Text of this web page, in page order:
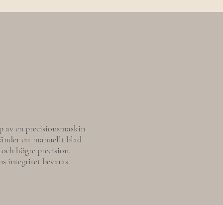
en precisionsmaskin
ett manuellt blad
högre precision.
integritet bevaras.